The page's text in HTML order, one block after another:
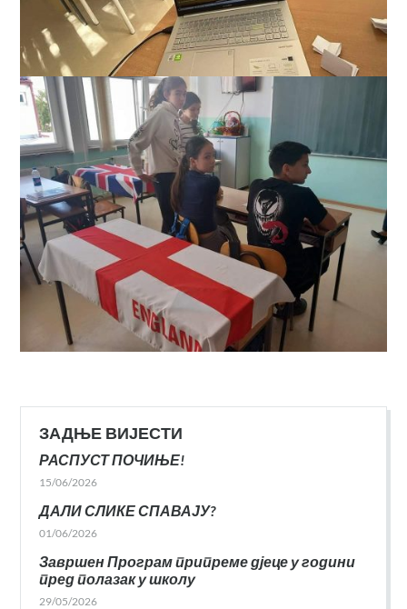
ЗАДЊЕ ВИЈЕСТИ
РАСПУСТ ПОЧИЊЕ!
15/06/2026
ДАЛИ СЛИКЕ СПАВАЈУ?
01/06/2026
Завршен Програм припреме дјеце у години
пред полазак у школу
29/05/2026